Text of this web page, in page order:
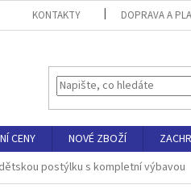
KONTAKTY DOPRAVA A
CENY NOVÉ ZBOŽÍ
postýlku s kompletní výbavou